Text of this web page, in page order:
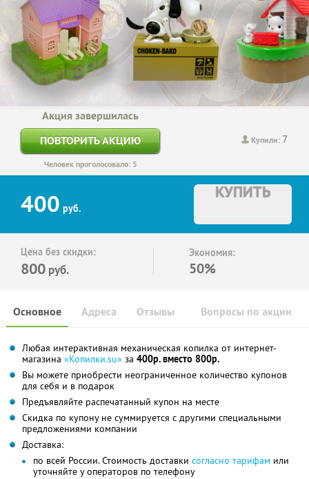
Купили: 7
Акция завершилась
ПОВТОРИТЬ АКЦИЮ
Человек проголосовало: 5
400 руб.
КУПИТЬ
Цена без скидки:
800 руб.
Экономия:
50%
Основное Отзывы Вопросы по акции
Адреса
Любая интерактивная механическая копилка от интернет-
магазина «Копилки.su» за 400р. вместо 800р.
Вы можете приобрести неограниченное количество купонов
для себя и в подарок
Предъявляйте распечатанный купон на месте
Скидка по купону не суммируется с другими специальными
предложениями компании
Доставка:
по всей России. Стоимость доставки согласно тарифам или
уточняйте у операторов по телефону